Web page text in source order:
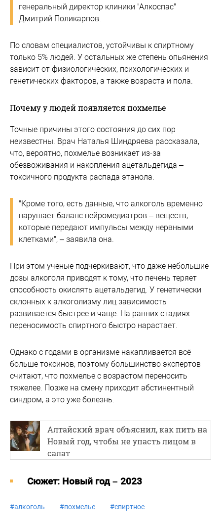
генеральный директор клиники "Алкоспас"
Дмитрий Поликарпов.
По словам специалистов, устойчивы к спиртному
только 5% людей. У остальных же степень опьянения
зависит от физиологических, психологических и
генетических факторов, а также возраста и пола.
Почему у людей появляется похмелье
Точные причины этого состояния до сих пор
неизвестны. Врач Наталья Шиндряева рассказала,
что, вероятно, похмелье возникает из-за
обезвоживания и накопления ацетальдегида –
токсичного продукта распада этанола.
"Кроме того, есть данные, что алкоголь временно
нарушает баланс нейромедиатров – веществ,
которые передают импульсы между нервными
клетками", – заявила она.
При этом учёные подчеркивают, что даже небольшие
дозы алкоголя приводят к тому, что печень теряет
способность окислять ацетальдегид. У генетически
склонных к алкоголизму лиц зависимость
развивается быстрее и чаще. На ранних стадиях
переносимость спиртного быстро нарастает.
Однако с годами в организме накапливается всё
больше токсинов, поэтому большинство экспертов
считают, что похмелье с возрастом переносить
тяжелее. Позже на смену приходит абстинентный
синдром, а это уже болезнь.
Алтайский врач объяснил, как пить на
Новый год, чтобы не упасть лицом в
салат
Cюжет: Новый год – 2023
#алкоголь #похмелье #спиртное